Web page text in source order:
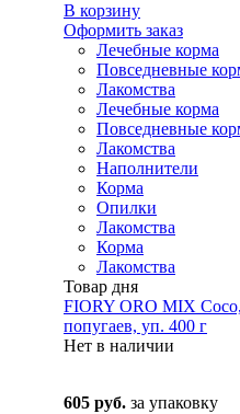
В корзину
Оформить заказ
Лечебные корма
Повседневные
Лакомства
Лечебные корма
Повседневные
Лакомства
Наполнители
Корма
Опилки
Лакомства
Корма
Лакомства
Товар дня
FIORY ORO MIX
попугаев, уп. 400 г
Нет в наличии
605 руб. за упаковку